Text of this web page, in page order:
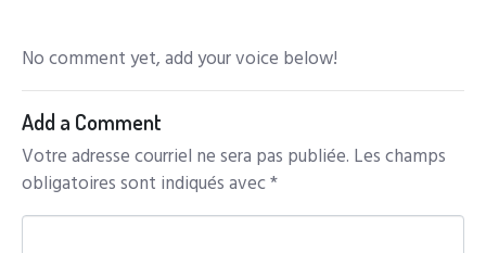
No comment yet, add your voice below!
Add a Comment
Votre adresse courriel ne sera pas publiée. Les champs
obligatoires sont indiqués avec*
C